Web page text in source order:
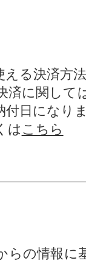
る決済方
済に関して
付日になり
は こちら
の情報に